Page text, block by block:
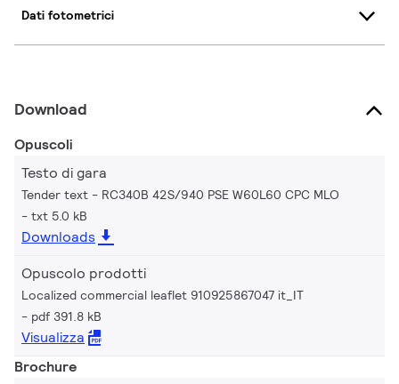
Dati fotometrici
Download
Opuscoli
Testo di gara
Tender text - RC340B 42S/940 PSE W60L60 CPC MLO
txt 5.0 kB
Downloads
Opuscolo prodotti
Localized commercial leaflet 910925867047 it_IT
pdf 391.8 kB
Visualizza
Brochure